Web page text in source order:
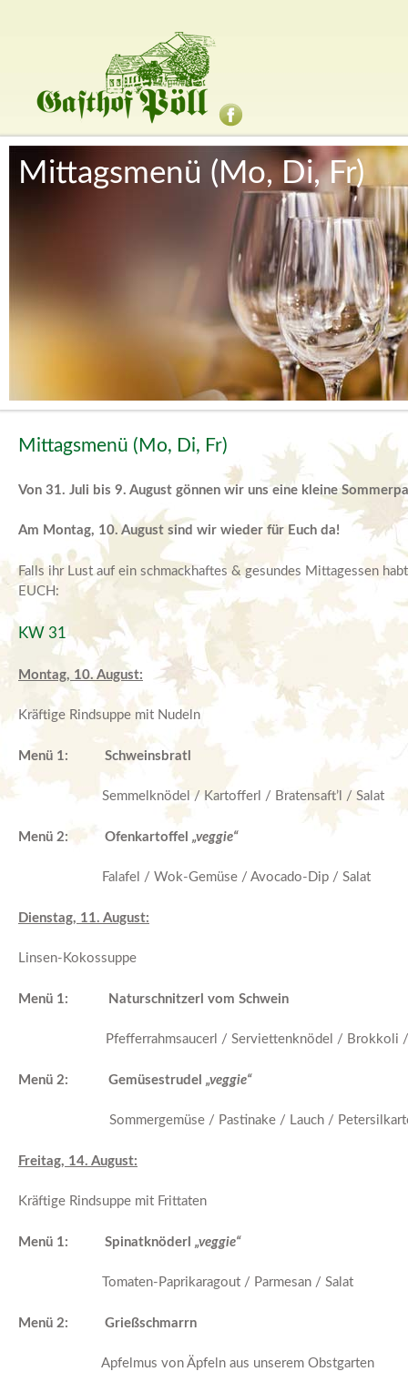
Mittagsmenü (Mo, Di, Fr)
Mittagsmenü (Mo, Di, Fr)
Von 31. Juli bis 9. August gönnen wir uns eine kleine
Am Montag, 10. August sind wir wieder für Euch da!
Falls ihr Lust auf ein schmackhaftes & gesundes Mittagessen
EUCH:
KW 31
Montag, 10. August:
Kräftige Rindsuppe mit Nudeln
Menü 1: Schweinsbratl
Semmelknödel / Kartofferl / Bratensaft’l / Salat
Menü 2: Ofenkartoffel „veggie“
Falafel / Wok-Gemüse / Avocado-Dip / Salat
Dienstag, 11. August:
Linsen-Kokossuppe
Menü 1: Naturschnitzerl vom Schwein
Pfefferrahmsaucerl / Serviettenknödel / Brokkoli /
Menü 2: Gemüsestrudel „veggie“
Sommergemüse / Pastinake / Lauch /
Freitag, 14. August:
Kräftige Rindsuppe mit Frittaten
Menü 1: Spinatknöderl „veggie“
Tomaten-Paprikaragout / Parmesan / Salat
Menü 2: Grießschmarrn
Apfelmus von Äpfeln aus unserem Obstgarten